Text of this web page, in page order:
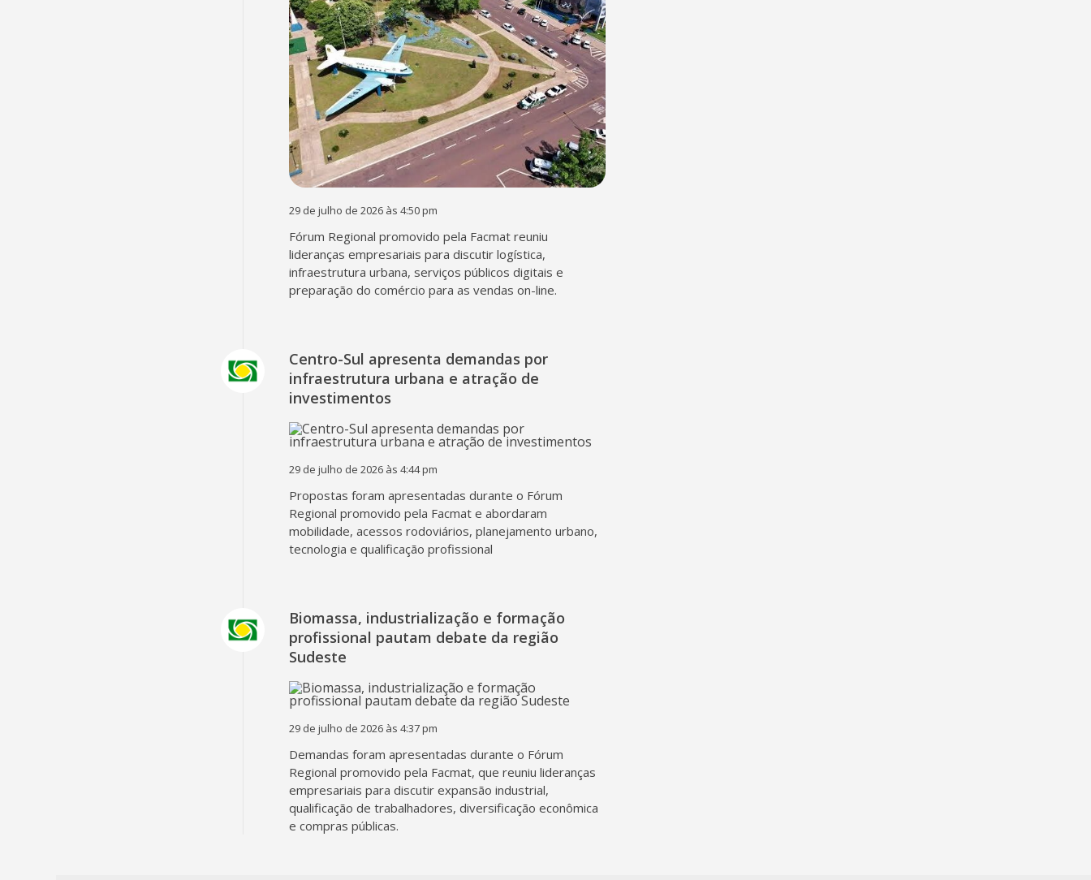
29 de julho de 2026 às 4:50 pm
Fórum Regional promovido pela Facmat reuniu
lideranças empresariais para discutir logística,
infraestrutura urbana, serviços públicos digitais e
preparação do comércio para as vendas on-line.
Centro-Sul apresenta demandas por
infraestrutura urbana e atração de
investimentos
29 de julho de 2026 às 4:44 pm
Propostas foram apresentadas durante o Fórum
Regional promovido pela Facmat e abordaram
mobilidade, acessos rodoviários, planejamento urbano,
tecnologia e qualificação profissional
Biomassa, industrialização e formação
profissional pautam debate da região
Sudeste
29 de julho de 2026 às 4:37 pm
Demandas foram apresentadas durante o Fórum
Regional promovido pela Facmat, que reuniu lideranças
empresariais para discutir expansão industrial,
qualificação de trabalhadores, diversificação econômica
e compras públicas.